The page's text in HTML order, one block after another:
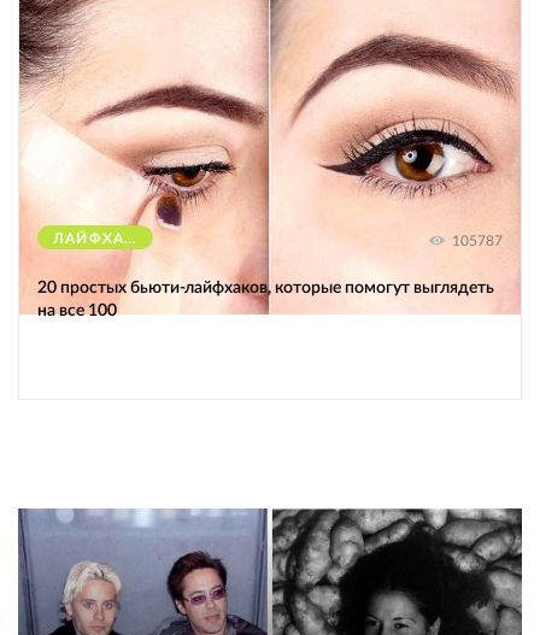
ЛАЙФХАКИ 105787
20 простых бьюти-лайфхаков, которые помогут выглядеть
на все 100